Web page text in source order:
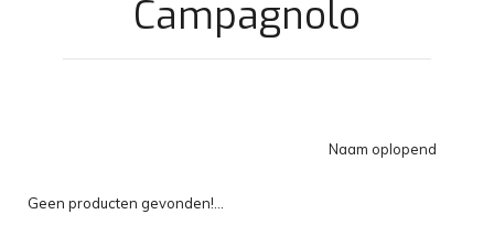
Campagnolo
Naam oplopend
Geen producten gevonden!...